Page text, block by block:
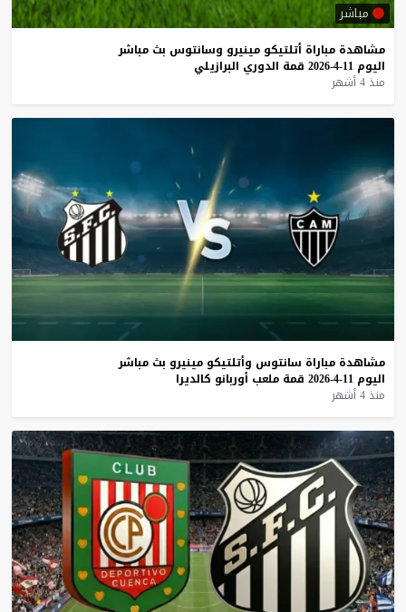
مباشر
مشاهدة مباراة أتلتيكو مينيرو وسانتوس بث مباشر
اليوم 11-4-2026 قمة الدوري البرازيلي
منذ 4 أشهر
مشاهدة مباراة سانتوس وأتلتيكو مينيرو بث مباشر
اليوم 11-4-2026 قمة ملعب أوربانو كالديرا
منذ 4 أشهر